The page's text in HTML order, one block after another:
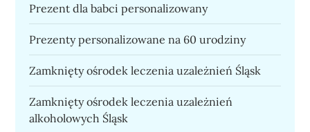
Prezent dla babci personalizowany
Prezenty personalizowane na 60 urodziny
Zamknięty ośrodek leczenia uzależnień Śląsk
Zamknięty ośrodek leczenia uzależnień
alkoholowych Śląsk